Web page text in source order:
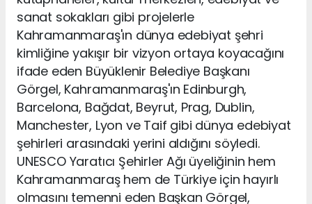
sanat sokakları gibi projelerle
Kahramanmaraş'ın dünya edebiyat şehri
kimliğine yakışır bir vizyon ortaya koyacağını
ifade eden Büyüklenir Belediye Başkanı
Görgel, Kahramanmaraş'ın Edinburgh,
Barcelona, Bağdat, Beyrut, Prag, Dublin,
Manchester, Lyon ve Taif gibi dünya edebiyat
şehirleri arasındaki yerini aldığını söyledi.
UNESCO Yaratıcı Şehirler Ağı üyeliğinin hem
Kahramanmaraş hem de Türkiye için hayırlı
olmasını temenni eden Başkan Görgel,